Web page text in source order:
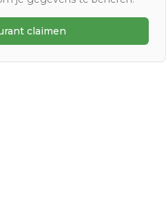
claimen